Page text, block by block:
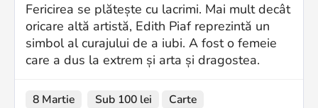
Fericirea se plătește cu lacrimi. Mai mult decât
oricare altă artistă, Edith Piaf reprezintă un
simbol al curajului de a iubi. A fost o femeie
care a dus la extrem și arta și dragostea.
8 Martie Sub 100 lei Carte